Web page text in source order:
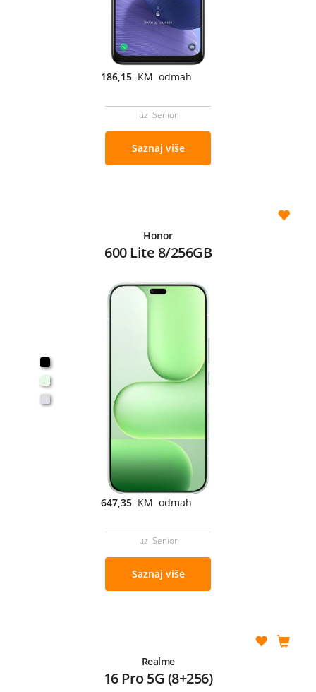
186,15 KM odmah
uz Senior
Saznaj više
Honor
600 Lite 8/256GB
647,35 KM odmah
uz Senior
Saznaj više
Realme
16 Pro 5G (8+256)